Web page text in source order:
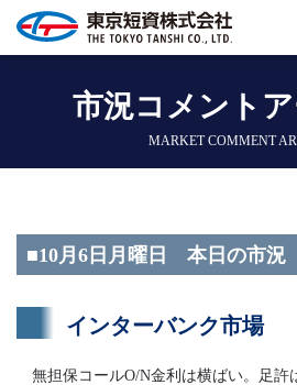
市況コメント
MARKET COMMENT
■10月6日月曜日 本日の市況
インターバンク市場
無担保コールO/N金利は横ばい。足許